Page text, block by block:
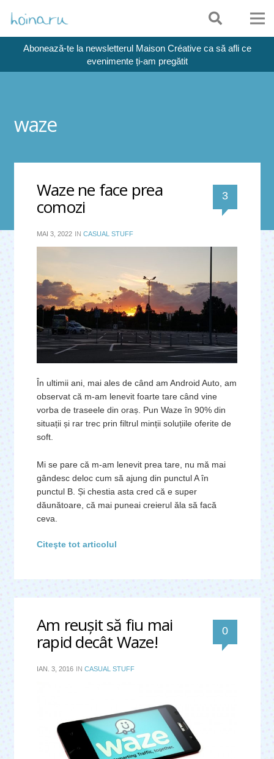
Abonează-te la newsletterul Maison Créative ca să afli ce
evenimente ți-am pregătit
waze
Waze ne face prea
comozi 3
MAI 3, 2022 IN CASUAL STUFF
În ultimii ani, mai ales de când am Android Auto, am
observat că m-am lenevit foarte tare când vine
vorba de traseele din oraș. Pun Waze în 90% din
situații și rar trec prin filtrul minții soluțiile oferite de
soft.
Mi se pare că m-am lenevit prea tare, nu mă mai
gândesc deloc cum să ajung din punctul A în
punctul B. Și chestia asta cred că e super
dăunătoare, că mai puneai creierul ăla să facă
ceva.
Citeşte tot articolul
Am reuşit să fiu mai
rapid decât Waze! 0
IAN. 3, 2016 IN CASUAL STUFF